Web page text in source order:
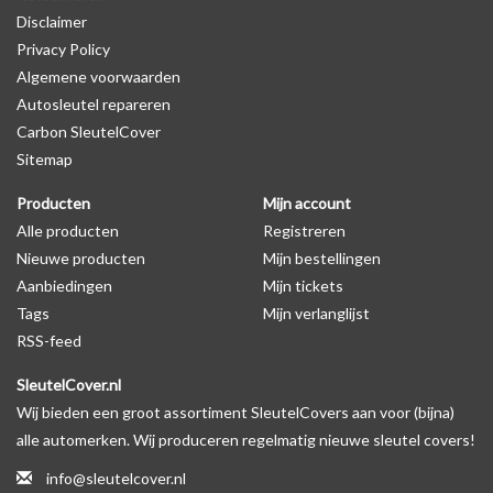
productfoto te kijken of er een logo zichtbaar is.
Levering
Voor 16:00 besteld = Dezelfde dag verzonden
Verzending naar België: 1/3 werkdagen
Merk: SleutelCover
Geschikt voor: Seat
Gewicht: 20g
Materiaal: Siliconen
Geschikt voor o.a. de volgende modellen:
* Afhankelijk van het bouwjaar
* Controleer
altijd alsnog eerst uw model sleutel met het
Disclaimer
Privacy Policy
Algemene voorwaarden
Autosleutel repareren
Carbon SleutelCover
Sitemap
Producten
Alle producten
Nieuwe producten
Aanbiedingen
Tags
RSS-feed
Mijn account
Registreren
Mijn bestellingen
Mijn tickets
Mijn verlanglijst
SleutelCover.nl
Wij bieden een groot assortiment SleutelCovers aan voor (bijna)
alle automerken. Wij produceren regelmatig nieuwe sleutel covers!
info@sleutelcover.nl